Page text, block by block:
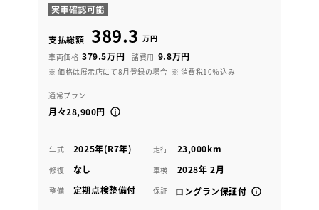
支払総額 389.3 万円
車両価格 379.5万円 諸費用 9.8万円
※ 価格は展示店にて8月登録の場合 ※ 消費税10％込み
通常プラン
月々28,900円
年式 2025年(R7年) 走行 23,000km
修復 なし 車検 2028年 2月
整備 定期点検整備付 保証 ロングラン保証付